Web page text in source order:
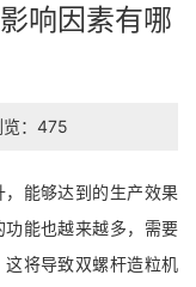
响因素有哪
览：475
能够达到的生产效果
能也越来越多，需要
将导致双螺杆造粒机